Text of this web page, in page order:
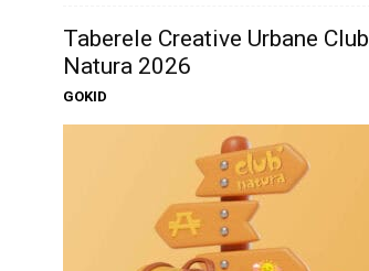
Taberele Creative Urbane Club
Natura 2026
GOKID